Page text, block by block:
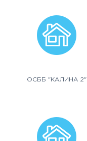
ОСББ "КАЛИНА 2"